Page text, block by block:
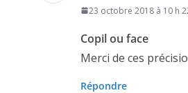
23 octobre 2018 à 10 h
Copil ou face
Merci de ces
Répondre